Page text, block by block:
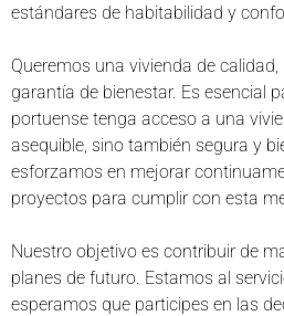
estándares de habitabilidad y
Queremos una vivienda de
garantía de bienestar. Es esencial
portuense tenga acceso a una
asequible, sino también segura y
esforzamos en mejorar
proyectos para cumplir con esta
Nuestro objetivo es contribuir de
planes de futuro. Estamos al
esperamos que participes en las